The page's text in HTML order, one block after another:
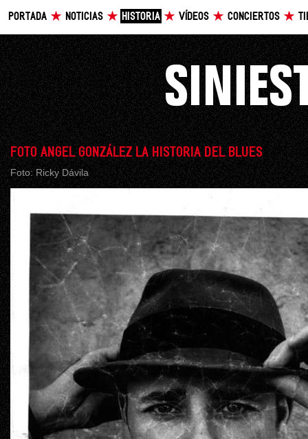
PORTADA NOTICIAS HISTORIA VÍDEOS CONCIERTOS
FOTO ANGEL GONZÁLEZ LA HISTORIA DEL BLUES
Foto: Ricky Dávila